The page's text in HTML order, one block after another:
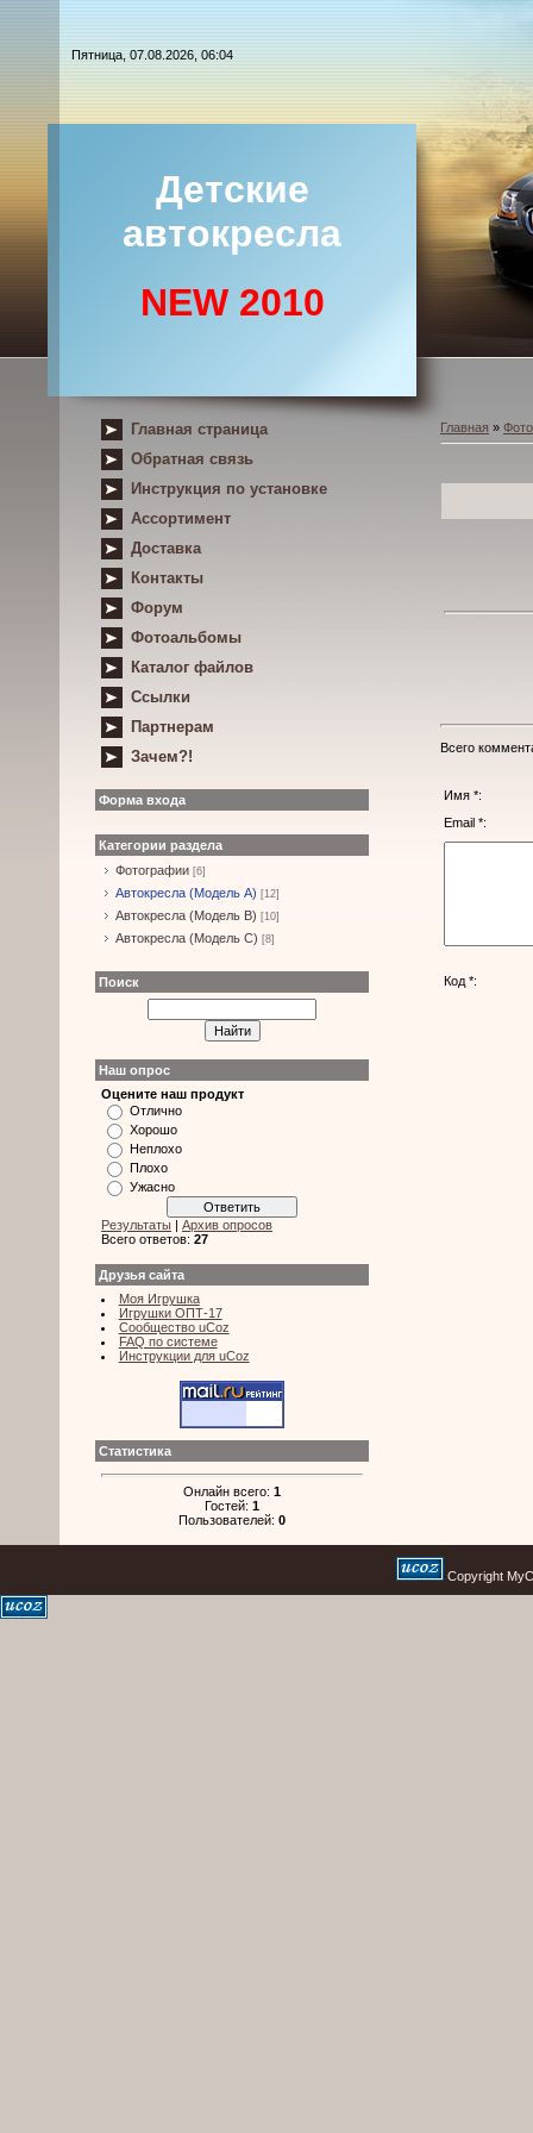
Пятница, 07.08.2026, 06:04
Детские
автокресла
NEW 2010
Главная страница
Обратная связь
Инструкция по установке
Ассортимент
Доставка
Контакты
Форум
Фотоальбомы
Каталог файлов
Ссылки
Партнерам
Зачем?!
Форма входа
Категории раздела
Фотографии [6]
Автокресла (Модель А) [12]
Автокресла (Модель B) [10]
Автокресла (Модель С) [8]
Поиск
Наш опрос
Оцените наш продукт
Отлично
Хорошо
Неплохо
Плохо
Ужасно
Результаты | Архив опросов
Всего ответов: 27
Друзья сайта
Моя Игрушка
Игрушки ОПТ-17
Сообщество uCoz
FAQ по системе
Инструкции для uCoz
Статистика
Онлайн всего: 1
Гостей: 1
Пользователей: 0
Главная »
Всего
Имя *:
Email *:
Код *:
Copyright